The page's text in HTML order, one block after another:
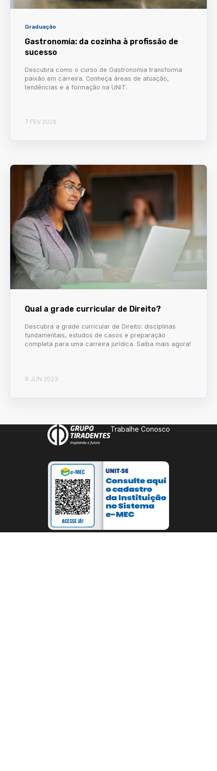
Graduação
Gastronomia: da cozinha à profissão de
sucesso
Descubra como o curso de Gastronomia transforma
paixão em carreira. Conheça áreas de atuação,
tendências e a formação na UNIT.
7 FEV 2026
Qual a grade curricular de Direito?
Descubra a grade curricular de Direito: disciplinas
fundamentais, estudos de casos e preparação
completa para uma carreira jurídica. Saiba mais agora!
9 JUN 2023
Trabalhe Conosco